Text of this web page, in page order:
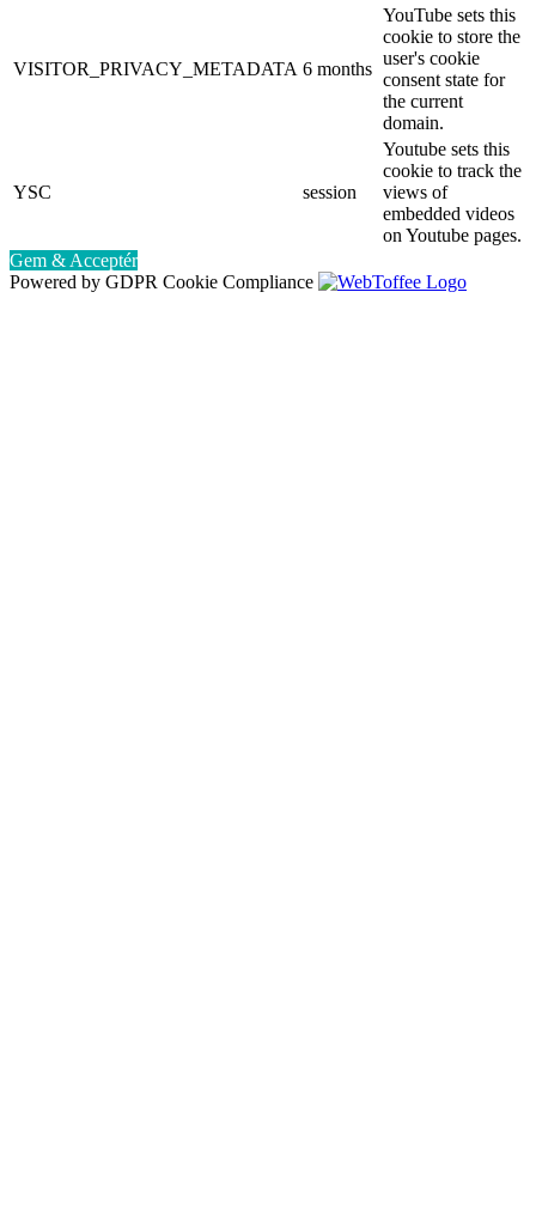
VISITOR_PRIVACY_METADATA 6 months
YouTube sets this
cookie to store the
user's cookie
consent state for
the current
domain.
YSC session
Youtube sets this
cookie to track the
views of
embedded videos
on Youtube pages.
Gem & Acceptér
Powered by GDPR Cookie Compliance